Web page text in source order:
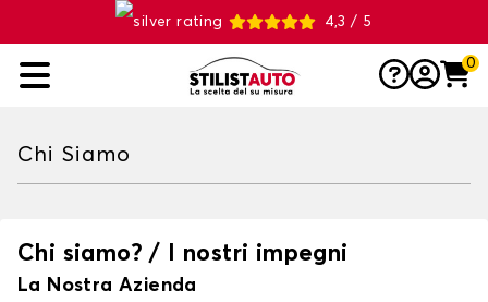
4,3 / 5
0
Chi Siamo
Chi siamo? / I nostri impegni
La Nostra Azienda